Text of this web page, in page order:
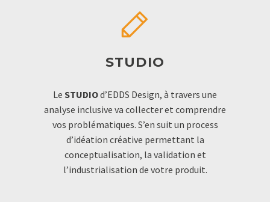


STUDIO
Le STUDIOd’EDDS Design, à travers une
analyse inclusive va collecter et comprendre
vos problématiques. S’en suit un process
d’idéation créative permettant la
conceptualisation, la validation et
l’industrialisation de votre produit.